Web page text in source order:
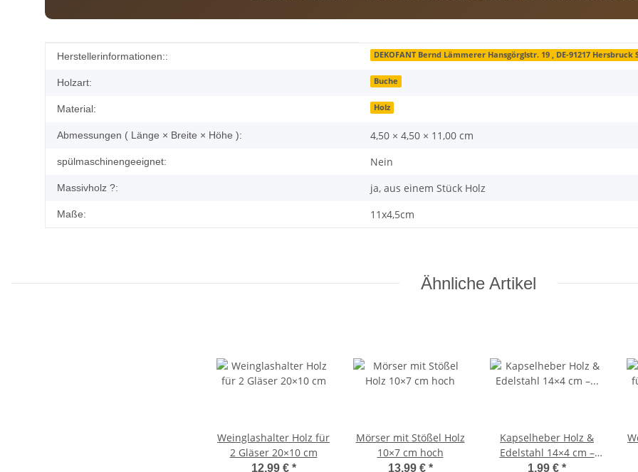
Produkteigenschaft
Wert
Herstellerinformationen:: DEKOFANT Bernd Lämmerer Hansgörglstr. 19 , DE-91217 Hersbruck
Holzart: Buche
Material: Holz
Abmessungen ( Länge × Breite × Höhe ): 4,50 × 4,50 × 11,00 cm
spülmaschinengeeignet: Nein
Massivholz ?: ja, aus einem Stück Holz
Maße: 11x4,5cm
Ähnliche Artikel
Weinglashalter Holz für
2 Gläser 20×10 cm
12,99 € *
Mörser mit Stößel Holz
10×7 cm hoch
13,99 € *
Kapselheber Holz &
Edelstahl 14×4 cm –
Flaschenöffner
1,99 € *